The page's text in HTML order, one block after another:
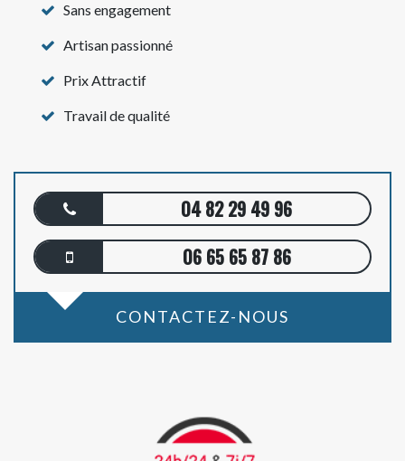
Sans engagement
Artisan passionné
Prix Attractif
Travail de qualité
04 82 29 49 96
06 65 65 87 86
CONTACTEZ-NOUS